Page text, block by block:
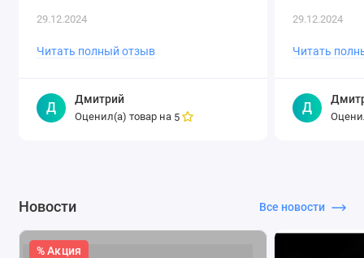
29.12.2024
Читать полный отзыв
Д
Дмитрий
Оценил(а) товар на 5
29.12.2024
Читать
Д
Новости Все новости
% Акция